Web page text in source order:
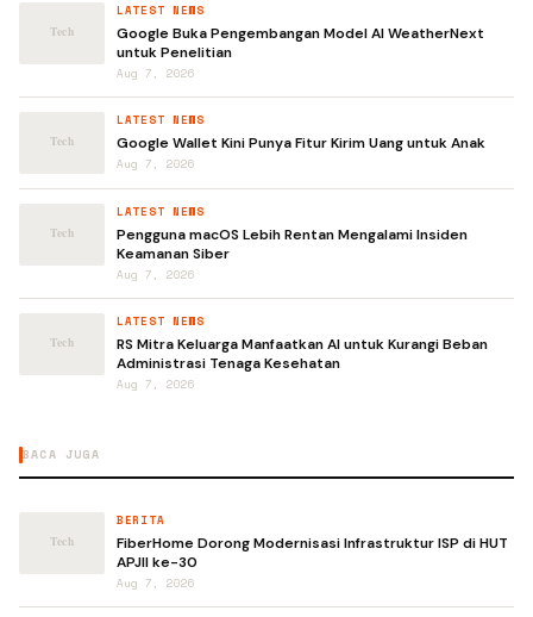
LATEST NEWS
Google Buka Pengembangan Model AI WeatherNext
untuk Penelitian
Aug 7, 2026
LATEST NEWS
Google Wallet Kini Punya Fitur Kirim Uang untuk Anak
Aug 7, 2026
LATEST NEWS
Pengguna macOS Lebih Rentan Mengalami Insiden
Keamanan Siber
Aug 7, 2026
LATEST NEWS
RS Mitra Keluarga Manfaatkan AI untuk Kurangi Beban
Administrasi Tenaga Kesehatan
Aug 7, 2026
BACA JUGA
BERITA
FiberHome Dorong Modernisasi Infrastruktur ISP di HUT
APJII ke-30
Aug 7, 2026